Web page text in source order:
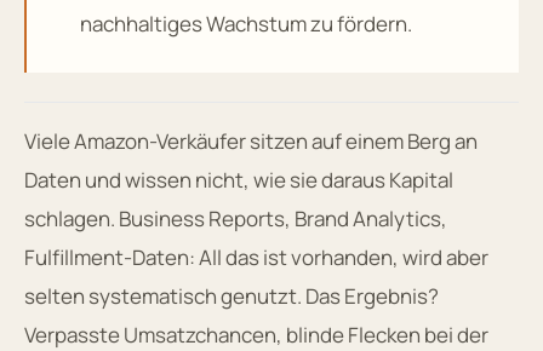
nachhaltiges Wachstum zu fördern.
Viele Amazon-Verkäufer sitzen auf einem Berg an
Daten und wissen nicht, wie sie daraus Kapital
schlagen. Business Reports, Brand Analytics,
Fulfillment-Daten: All das ist vorhanden, wird aber
selten systematisch genutzt. Das Ergebnis?
Verpasste Umsatzchancen, blinde Flecken bei der